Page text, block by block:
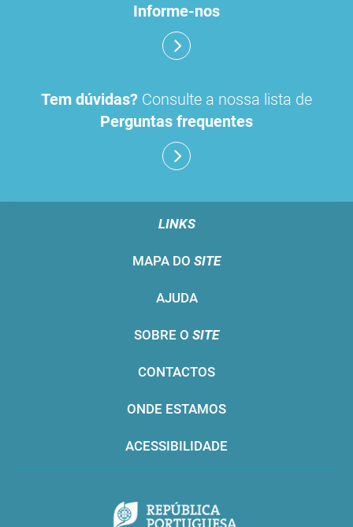
Informe-nos
Tem dúvidas? Consulte a nossa lista de
Perguntas frequentes
LINKS
MAPA DO SITE
AJUDA
SOBRE O SITE
CONTACTOS
ONDE ESTAMOS
ACESSIBILIDADE